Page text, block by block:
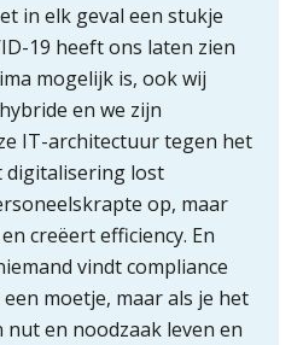
in elk geval een stukje
19 heeft ons laten zien
mogelijk is, ook wij
en we zijn
IT-architectuur tegen het
digitalisering lost
op, maar
creëert efficiency. En
vindt compliance
moetje, maar als je het
nut en noodzaak leven en
zo begeleid je jouw
Nederlanders in de knel
Amerikaanse belastingwet
Het functiegemak van de INT bij
adviezen over en aangiften van erf-
Tijd om je loopbaan onder
loep te nemen.